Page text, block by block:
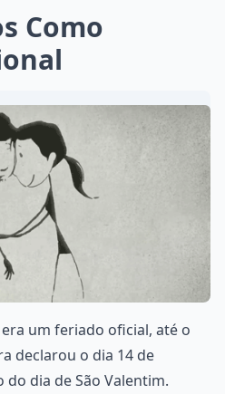
Como
um feriado oficial, até o
declarou o dia 14 de
dia de São Valentim.